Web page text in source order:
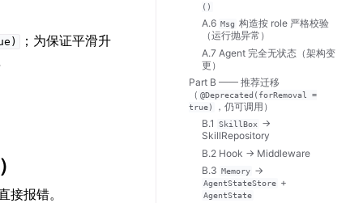
；为保证平滑升
报错。
()
A.6 Msg 构造按 role 严格校验
（运行抛异常）
A.7 Agent 完全无状态（架构变
更）
Part B —— 推荐迁移
（ @Deprecated(forRemoval
=
true)
，仍可调用）
B.1
SkillBox →
SkillRepository
B.2 Hook → Middleware
B.3 Memory →
AgentStateStore +
AgentState